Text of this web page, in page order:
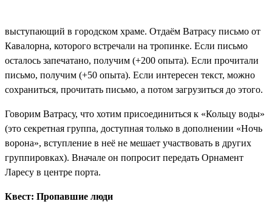
выступающий в городском храме. Отдаём Ватрасу письмо от
Кавалорна, которого встречали на тропинке. Если письмо
осталось запечатано, получим (+200 опыта). Если прочитали
письмо, получим (+50 опыта). Если интересен текст, можно
сохраниться, прочитать письмо, а потом загрузиться до этого.
Говорим Ватрасу, что хотим присоединиться к «Кольцу воды»
(это секретная группа, доступная только в дополнении «Ночь
ворона», вступление в неё не мешает участвовать в других
группировках). Вначале он попросит передать Орнамент
Ларесу в центре порта.
Квест: Пропавшие люди